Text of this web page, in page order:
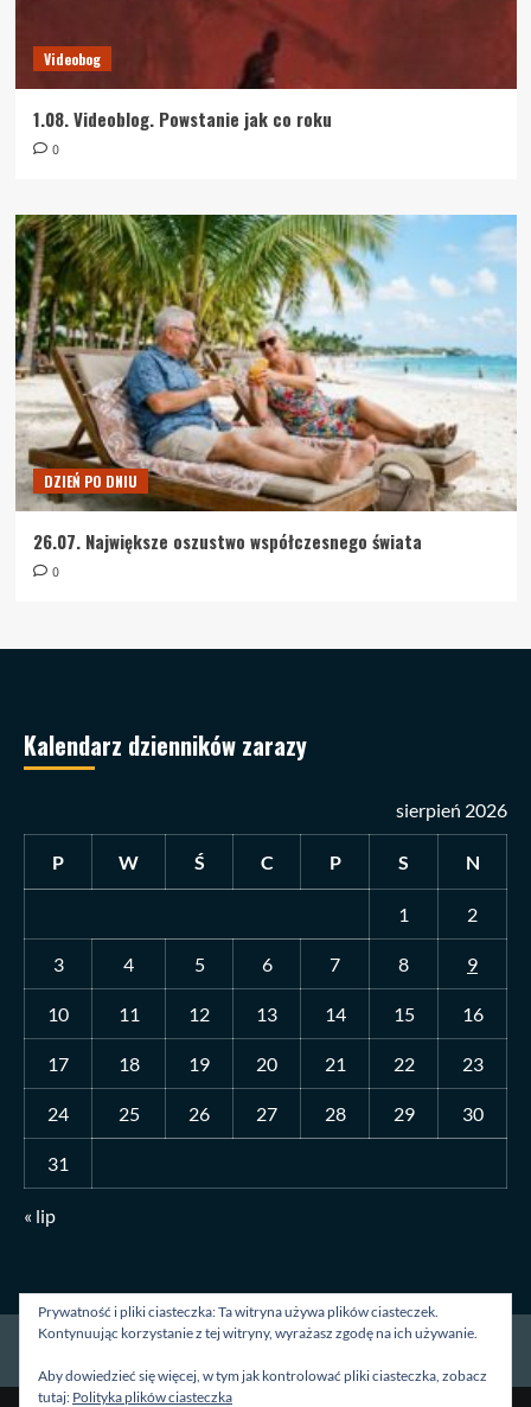
Videobog
1.08. Videoblog. Powstanie jak co roku
0
DZIEŃ PO DNIU
26.07. Największe oszustwo współczesnego świata
0
Kalendarz dzienników zarazy
sierpień 2026
P W Ś C P S N
1 2
3 4 5 6 7 8 9
10 11 12 13 14 15 16
17 18 19 20 21 22 23
24 25 26 27 28 29 30
31
« lip
Strona główna O mnie Blog Kontakt
Prywatność i pliki ciasteczka: Ta witryna używa plików ciasteczek.
Kontynuując korzystanie z tej witryny, wyrażasz zgodę na ich używanie.
Aby dowiedzieć się więcej, w tym jak kontrolować pliki ciasteczka, zobacz
tutaj: Polityka plików ciasteczka